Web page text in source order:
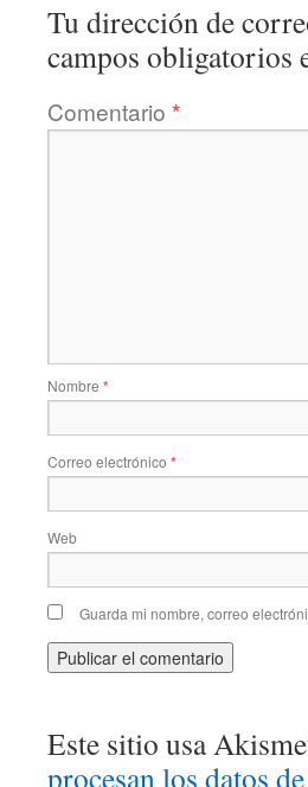
Tu dirección de
campos obligatorios
Comentario *
Nombre *
Correo electrónico *
Web
Guarda mi nombre, correo
Este sitio usa
procesan los datos